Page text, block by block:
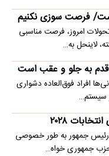
فرصت سوزی نکنیم
امروز، فرصت مناسبی
لاینحل به…
قدم به جلو و عقب است
افراد فوق‌العاده دشواری
سیستم…
۲۰۲۸
رئیس جمهور به طور خصوصی
جمهوری خواه…